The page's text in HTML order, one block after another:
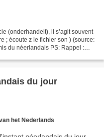
(onderhandelt), il s’agit souvent
; écoute z le fichier son ) (source:
du néerlandais PS: Rappel :
du jour
het Nederlands